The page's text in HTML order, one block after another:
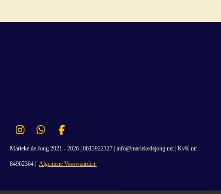
I
s
t
r
W
a
t
p
F
c
e
o
Marieke de Jong 2021 - 2026 | 0613922327 info@mariekedejong.net | KvK nr:
84962364 | Algemene Voorwaarden